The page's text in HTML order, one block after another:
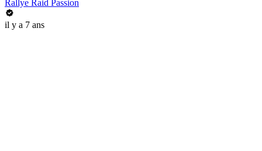
Rallye Raid Passion
il y a 7 ans